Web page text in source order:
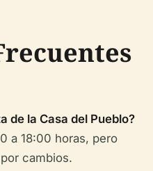
de la Casa del Pueblo?
a 18:00 horas, pero
cambios.